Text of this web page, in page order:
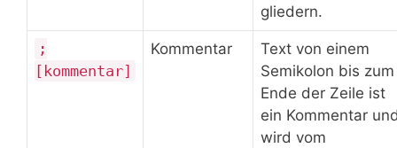
gliedern.
;
[kommentar]
Kommentar
Text von einem
Semikolon bis zum
Ende der Zeile ist
ein Kommentar
wird vom